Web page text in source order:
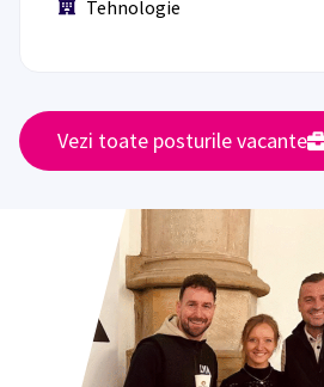
Tehnologie
Vezi toate posturile vacante